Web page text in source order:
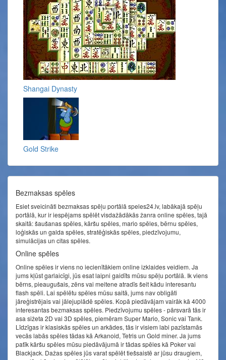
Shangai Dynasty
Gold Strike
Bezmaksas spēles
Esiet sveicināti bezmaksas spēļu portālā speles24.lv, labākajā spēļu
portālā, kur ir iespējams spēlēt visdažādākās žanra online spēles, tajā
skaitā: šaušanas spēles, kāršu spēles, mario spēles, bērnu spēles,
loģiskās un galda spēles, stratēģiskās spēles, piedzīvojumu,
simulācijas un citas spēles.
Online spēles
Online spēles ir viens no iecienītākiem online izklaides veidiem. Ja
jums kļūst garlaicīgi, jūs esat laipni gaidīts mūsu spēļu portālā. Ik viens
bērns, pieaugušais, zēns vai meitene atradīs šeit kādu interesantu
flash spēli. Lai spēlētu spēles mūsu saitā, jums nav obligāti
jāreģistrējais vai jālejuplādē spēles. Kopā piedāvājam vairāk kā 4000
interesantas bezmaksas spēles. Piedzīvojumu spēles - pārsvarā tās ir
asa sižeta 2D vai 3D spēles, piemēram Super Mario, Sonic vai Tank.
Līdzīgas ir klasiskās spēles un arkādes, tās ir visiem labi pazīstamās
vecās labās spēles tādas kā Arkanoid, Tetris un Gold miner. Ja jums
patīk kāršu spēles mūsu piedāvājumā ir tādas spēles kā Poker vai
Blackjack. Dažas spēles jūs varat spēlēt tiešsaistē ar jūsu draugiem,